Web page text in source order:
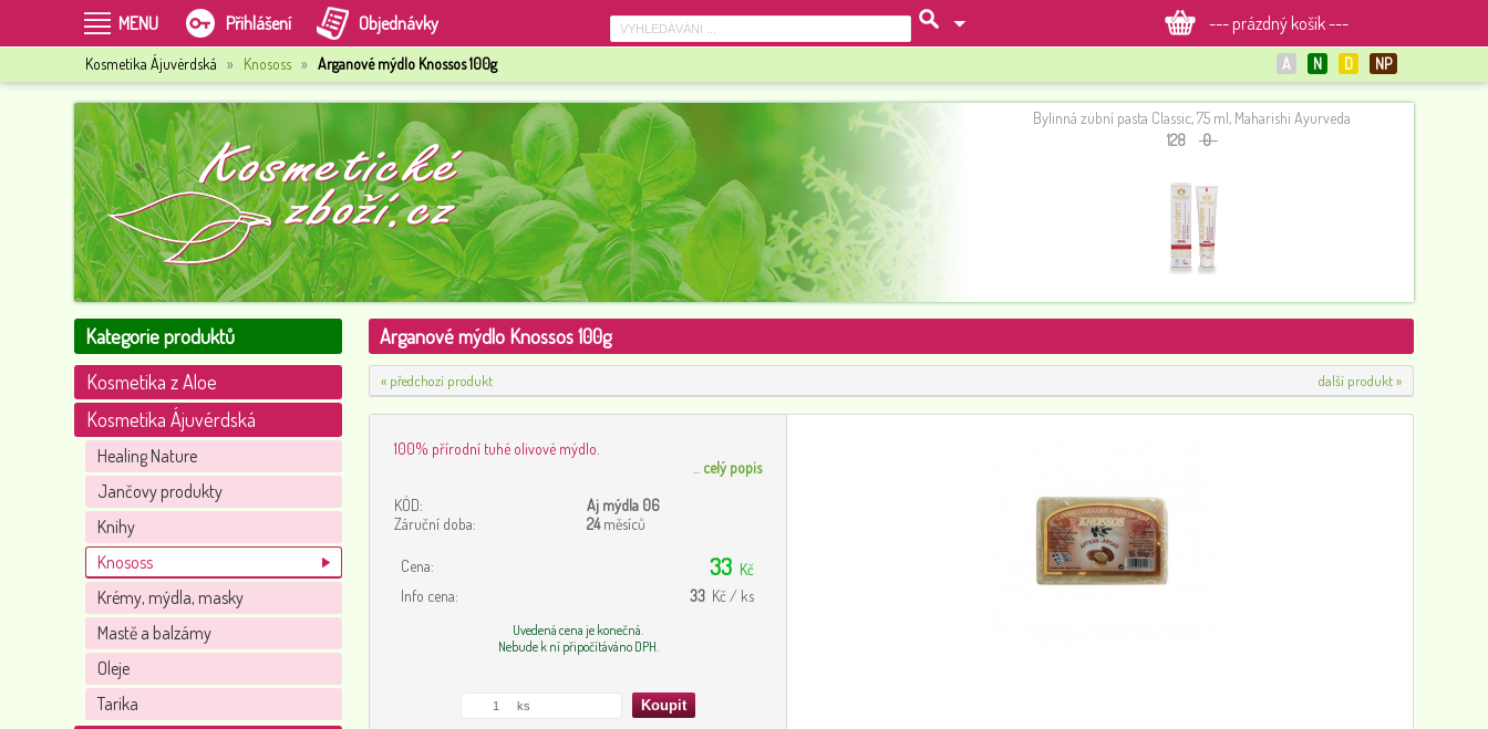
MENU Přihlášení Objednávky --- prázdný košík ---
Kosmetika Ájuvérdská » Knososs » Arganové mýdlo Knossos 100g A N D NP
Bylinná zubní pasta Classic, 75 ml, Maharishi Ayurveda
128 0
Šampon na vlasy oliva 200 ml
Siddhalepa balzám, 25 g
188
Kategorie produktů
Kosmetika z Aloe
Kosmetika Ájuvérdská
Healing Nature
Jančovy produkty
Knihy
Knososs
Krémy, mýdla, masky
Mastě a balzámy
Oleje
Tarika
Arganové mýdlo Knossos 100g
« předchozí produkt další produkt »
100% přírodní tuhé olivové mýdlo.
celý popis
KÓD:
Aj mýdla 06
Záruční doba:
24měsíců
Cena: 33 Kč
Info cena:
33 Kč / ks
Uvedená cena je konečná.
Nebude k ní připočítáváno DPH.